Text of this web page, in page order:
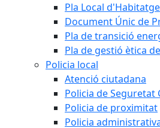
Pla Local d'Habitatge
Document Únic de
Pla de transició
Pla de gestió ètica
Policia local
Atenció ciutadana
Policia de Seguretat
Policia de proximitat
Policia